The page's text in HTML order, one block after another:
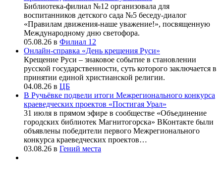
Библиотека-филиал №12 организовала для
воспитанников детского сада №5 беседу-диалог
«Правилам движения-наше уважение!», посвященную
Международному дню светофора.
05.08.26 в Филиал 12
Онлайн-справка «День крещения Руси»
Крещение Руси – знаковое событие в становлении
русской государственности, суть которого заключается в
принятии единой христианской религии.
04.08.26 в ЦБ
В Ручьёвке подвели итоги Межрегионального конкурса
краеведческих проектов «Постигая Урал»
31 июля в прямом эфире в сообществе «Объединение
городских библиотек Магнитогорска» ВКонтакте были
объявлены победители первого Межрегионального
конкурса краеведческих проектов…
03.08.26 в Гений места